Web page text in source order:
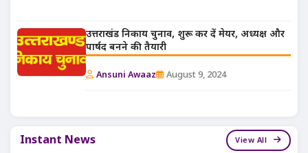
उत्तराखंड निकाय चुनाव, शुरू कर दें मेयर, अध्यक्ष और
पार्षद बनने की तैयारी
Ansuni Awaaz August 9, 2024
Instant News View All